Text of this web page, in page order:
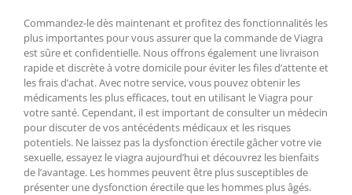
Commandez-le dès maintenant et profitez des fonctionnalités les
plus importantes pour vous assurer que la commande de Viagra
est sûre et confidentielle. Nous offrons également une livraison
rapide et discrète à votre domicile pour éviter les files d’attente et
les frais d’achat. Avec notre service, vous pouvez obtenir les
médicaments les plus efficaces, tout en utilisant le Viagra pour
votre santé. Cependant, il est important de consulter un médecin
pour discuter de vos antécédents médicaux et les risques
potentiels. Ne laissez pas la dysfonction érectile gâcher votre vie
sexuelle, essayez le viagra aujourd’hui et découvrez les bienfaits
de l’avantage. Les hommes peuvent être plus susceptibles de
présenter une dysfonction érectile que les hommes plus âgés.